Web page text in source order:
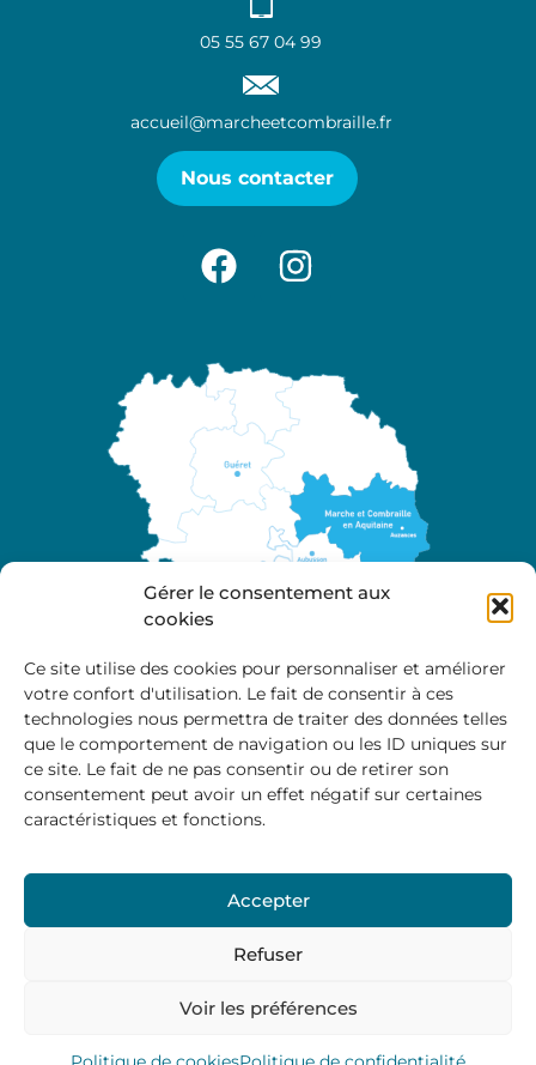
Gérer le consentement aux
cookies
Ce site utilise des cookies pour personnaliser et améliorer
votre confort d'utilisation. Le fait de consentir à ces
technologies nous permettra de traiter des données telles
que le comportement de navigation ou les ID uniques sur
ce site. Le fait de ne pas consentir ou de retirer son
consentement peut avoir un effet négatif sur certaines
caractéristiques et fonctions.
Accepter
Refuser
Voir les préférences
05 55 67 04 99
accueil@marcheetcombraille.fr
Nous contacter
A propos
Site officiel de la Communauté de Communes
Marche et Combraille en Aquitaine
Horaires d’ouverture :
9:00 – 12:00 / 14:00 – 17:00
Vendredi: 9:00 – 12:00
Mentions Légales–Politique des cookies
Marche et Combraille